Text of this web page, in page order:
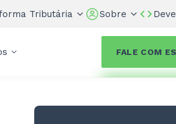
Tributária Sobre
FALE COM